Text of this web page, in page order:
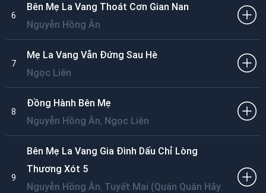
6
Bên Mẹ La Vang Thoát Cơn Gian Nan
Nguyễn Hồng Ân
7
Mẹ La Vang Vẫn Đứng Sau Hè
Ngọc Liên
8
Đồng Hành Bên Mẹ
Nguyễn Hồng Ân, Ngọc Liên
9
Bên Mẹ La Vang Gia Đình Dấu Chỉ Lòng
Thương Xót 5
Nguyễn Hồng Ân, Tuyết Mai (Quán Quân Hãy